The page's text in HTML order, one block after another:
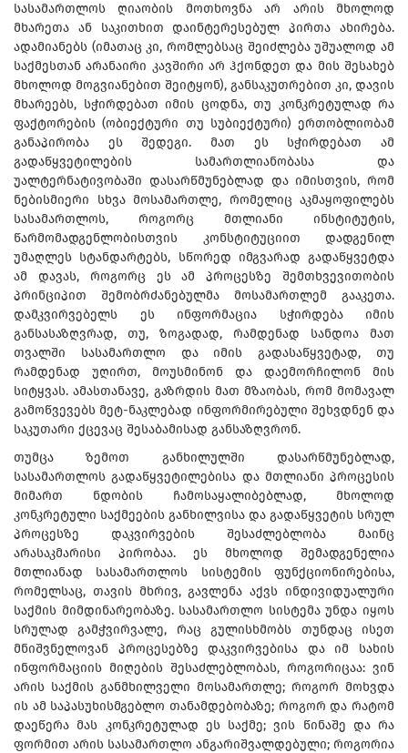
სასამართლოს ღიაობის მოთხოვნა არ არის მხოლოდ
მხარეთა ან საკითხით დაინტერესებულ პირთა ახირება.
ადამიანებს (იმათაც კი, რომლებსაც შეიძლება უშუალოდ ამ
საქმესთან არანაირი კავშირი არ ჰქონდეთ და მის შესახებ
მხოლოდ მოგვიანებით შეიტყონ), განსაკუთრებით კი, დავის
მხარეებს, სჭირდებათ იმის ცოდნა, თუ კონკრეტულად რა
ფაქტორების (ობიექტური თუ სუბიექტური) ერთობლიობამ
განაპირობა ეს შედეგი. მათ ეს სჭირდებათ ამ
გადაწყვეტილების სამართლიანობასა და
უალტერნატივობაში დასარწმუნებლად და იმისთვის, რომ
ნებისმიერი სხვა მოსამართლე, რომელიც აკმაყოფილებს
სასამართლოს, როგორც მთლიანი ინსტიტუტის,
წარმომადგენლობისთვის კონსტიტუციით დადგენილ
უმაღლეს სტანდარტებს, სწორედ იმგვარად გადაწყვეტდა
ამ დავას, როგორც ეს ამ პროცესზე შემთხვევითობის
პრინციპით შემობრძანებულმა მოსამართლემ გააკეთა.
დამკვირვებელს ეს ინფორმაცია სჭირდება იმის
განსასაზღვრად, თუ, ზოგადად, რამდენად სანდოა მათ
თვალში სასამართლო და იმის გადასაწყვეტად, თუ
რამდენად უღირთ, მოუსმინონ და დაემორჩილონ მის
სიტყვას. ამასთანავე, გაზრდის მათ მზაობას, რომ მომავალ
გამოწვევებს მეტ-ნაკლებად ინფორმირებული შეხვდნენ და
საკუთარი ქცევაც შესაბამისად განსაზღვრონ.
თუმცა ზემოთ განხილულში დასარწმუნებლად,
სასამართლოს გადაწყვეტილებისა და მთლიანი პროცესის
მიმართ ნდობის ჩამოსაყალიბებლად, მხოლოდ
კონკრეტული საქმეების განხილვისა და გადაწყვეტის სრულ
პროცესზე დაკვირვების შესაძლებლობა მაინც
არასაკმარისი პირობაა. ეს მხოლოდ შემადგენელია
მთლიანად სასამართლოს სისტემის ფუნქციონირებისა,
რომელსაც, თავის მხრივ, გავლენა აქვს ინდივიდუალური
საქმის მიმდინარეობაზე. სასამართლო სისტემა უნდა იყოს
სრულად გამჭვირვალე, რაც გულისხმობს თუნდაც ისეთ
მნიშვნელოვან პროცესებზე დაკვირვებისა და იმ სახის
ინფორმაციის მიღების შესაძლებლობას, როგორიცაა: ვინ
არის საქმის განმხილველი მოსამართლე; როგორ მოხვდა
ის ამ საპასუხისმგებლო თანამდებობაზე; როგორ და რატომ
დაეწერა მას კონკრეტულად ეს საქმე; ვის წინაშე და რა
ფორმით არის სასამართლო ანგარიშვალდებული; როგორია